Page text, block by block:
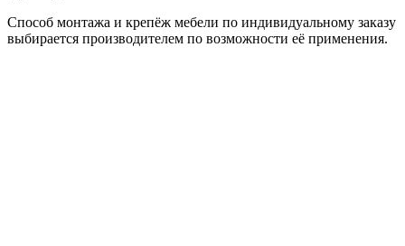
Способ монтажа и крепёж мебели по индивидуальному заказу
выбирается производителем по возможности её применения.